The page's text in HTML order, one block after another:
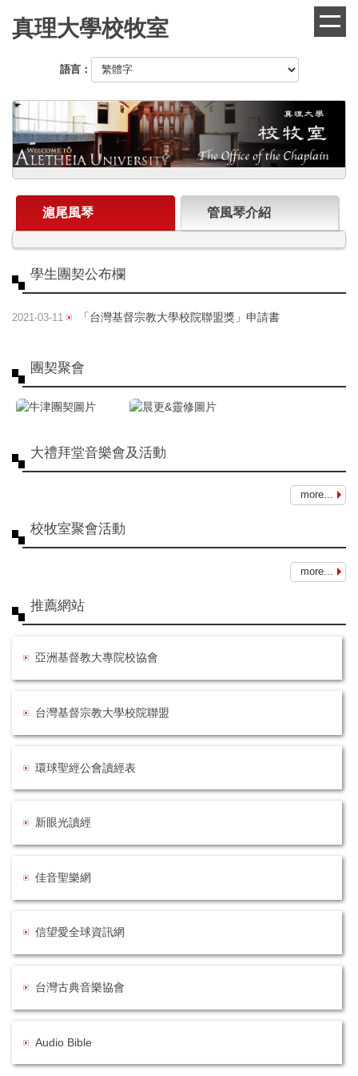
區
真理大學校牧室
語言：
滬尾風琴 管風琴介紹
學生團契公布欄
2021-03-11 「台灣基督宗教大學校院聯盟獎」申請書
團契聚會
大禮拜堂音樂會及活動
more...
校牧室聚會活動
more...
推薦網站
亞洲基督教大專院校協會
台灣基督宗教大學校院聯盟
環球聖經公會讀經表
新眼光讀經
佳音聖樂網
信望愛全球資訊網
台灣古典音樂協會
Audio Bible